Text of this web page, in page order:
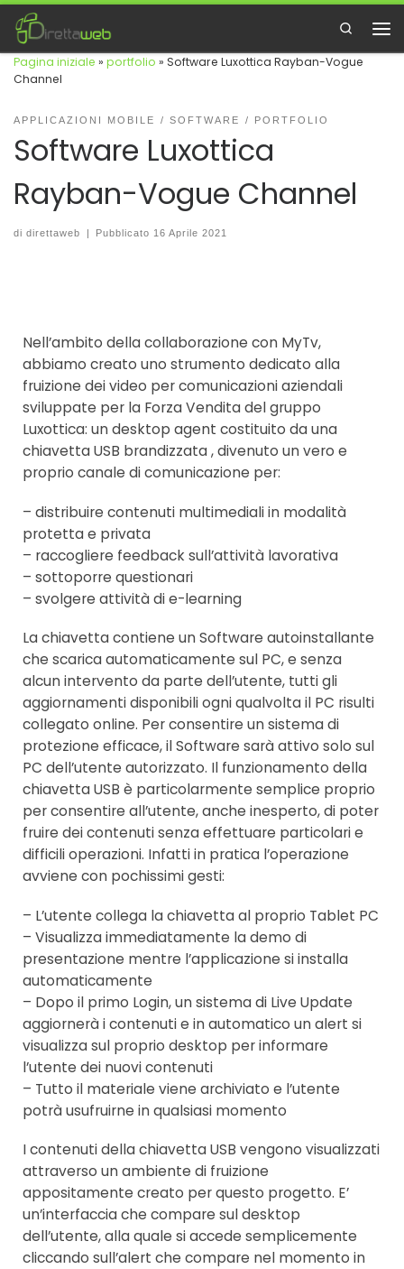
Passa al contenuto
Search
Pagina iniziale » portfolio » Software Luxottica Rayban-Vogue
Channel
APPLICAZIONI MOBILE SOFTWARE PORTFOLIO
Software Luxottica
Rayban-Vogue Channel
di direttaweb | Pubblicato 16 Aprile 2021
Nell’ambito della collaborazione con MyTv,
abbiamo creato uno strumento dedicato alla
fruizione dei video per comunicazioni aziendali
sviluppate per la Forza Vendita del gruppo
Luxottica: un desktop agent costituito da una
chiavetta USB brandizzata , divenuto un vero e
proprio canale di comunicazione per:
– distribuire contenuti multimediali in modalità
protetta e privata
– raccogliere feedback sull’attività lavorativa
– sottoporre questionari
– svolgere attività di e-learning
La chiavetta contiene un Software autoinstallante
che scarica automaticamente sul PC, e senza
alcun intervento da parte dell’utente, tutti gli
aggiornamenti disponibili ogni qualvolta il PC risulti
collegato online. Per consentire un sistema di
protezione efficace, il Software sarà attivo solo sul
PC dell’utente autorizzato. Il funzionamento della
chiavetta USB è particolarmente semplice proprio
per consentire all’utente, anche inesperto, di poter
fruire dei contenuti senza effettuare particolari e
difficili operazioni. Infatti in pratica l’operazione
avviene con pochissimi gesti:
– L’utente collega la chiavetta al proprio Tablet PC
– Visualizza immediatamente la demo di
presentazione mentre l’applicazione si installa
automaticamente
– Dopo il primo Login, un sistema di Live Update
aggiornerà i contenuti e in automatico un alert si
visualizza sul proprio desktop per informare
l’utente dei nuovi contenuti
– Tutto il materiale viene archiviato e l’utente
potrà usufruirne in qualsiasi momento
I contenuti della chiavetta USB vengono visualizzati
attraverso un ambiente di fruizione
appositamente creato per questo progetto. E’
un’interfaccia che compare sul desktop
dell’utente, alla quale si accede semplicemente
cliccando sull’alert che compare nel momento in